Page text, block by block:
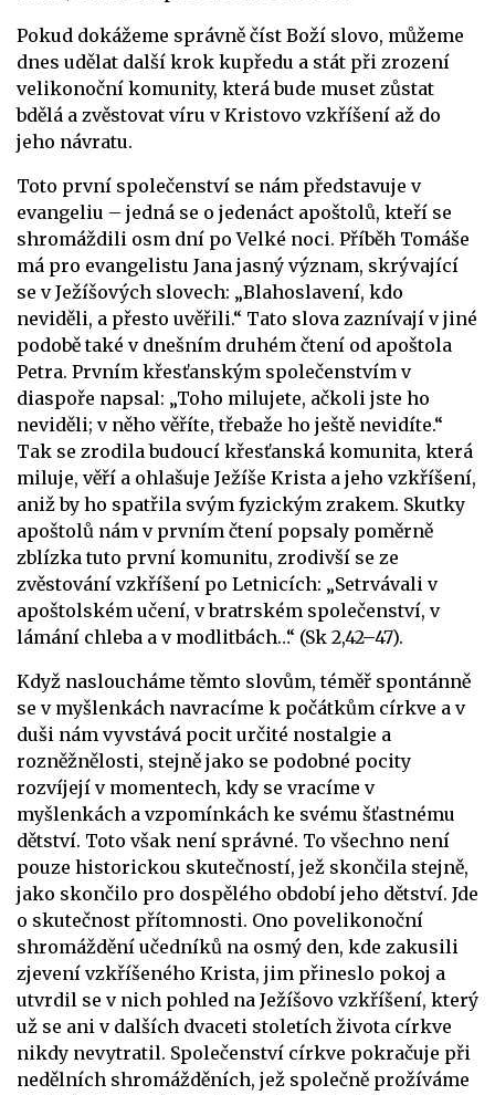
Pokud dokážeme správně číst Boží slovo, můžeme
dnes udělat další krok kupředu a stát při zrození
velikonoční komunity, která bude muset zůstat
bdělá a zvěstovat víru v Kristovo vzkříšení až do
jeho návratu.
Toto první společenství se nám představuje v
evangeliu – jedná se o jedenáct apoštolů, kteří se
shromáždili osm dní po Velké noci. Příběh Tomáše
má pro evangelistu Jana jasný význam, skrývající
se v Ježíšových slovech: „Blahoslavení, kdo
neviděli, a přesto uvěřili.“ Tato slova zaznívají v jiné
podobě také v dnešním druhém čtení od apoštola
Petra. Prvním křesťanským společenstvím v
diaspoře napsal: „Toho milujete, ačkoli jste ho
neviděli; v něho věříte, třebaže ho ještě nevidíte.“
Tak se zrodila budoucí křesťanská komunita, která
miluje, věří a ohlašuje Ježíše Krista a jeho vzkříšení,
aniž by ho spatřila svým fyzickým zrakem. Skutky
apoštolů nám v prvním čtení popsaly poměrně
zblízka tuto první komunitu, zrodivší se ze
zvěstování vzkříšení po Letnicích: „Setrvávali v
apoštolském učení, v bratrském společenství, v
lámání chleba a v modlitbách…“ (Sk 2,42–47).
Když nasloucháme těmto slovům, téměř spontánně
se v myšlenkách navracíme k počátkům církve a v
duši nám vyvstává pocit určité nostalgie a
rozněžnělosti, stejně jako se podobné pocity
rozvíjejí v momentech, kdy se vracíme v
myšlenkách a vzpomínkách ke svému šťastnému
dětství. Toto však není správné. To všechno není
pouze historickou skutečností, jež skončila stejně,
jako skončilo pro dospělého období jeho dětství. Jde
o skutečnost přítomnosti. Ono povelikonoční
shromáždění učedníků na osmý den, kde zakusili
zjevení vzkříšeného Krista, jim přineslo pokoj a
utvrdil se v nich pohled na Ježíšovo vzkříšení, který
už se ani v dalších dvaceti stoletích života církve
nikdy nevytratil. Společenství církve pokračuje při
nedělních shromážděních, jež společně prožíváme